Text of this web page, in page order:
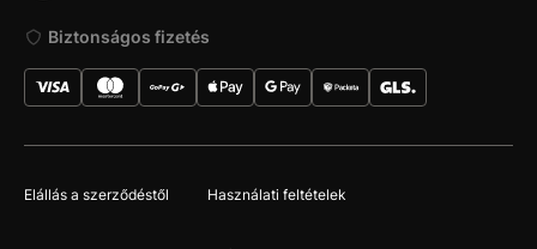
Biztonságos fizetés
Elállás a szerződéstől Használati feltételek